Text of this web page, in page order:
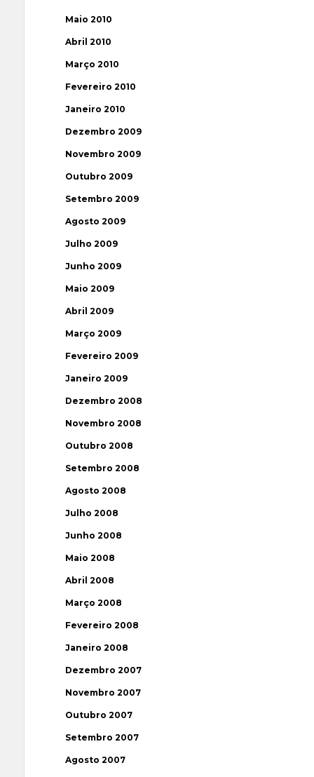
Maio 2010
Abril 2010
Março 2010
Fevereiro 2010
Janeiro 2010
Dezembro 2009
Novembro 2009
Outubro 2009
Setembro 2009
Agosto 2009
Julho 2009
Junho 2009
Maio 2009
Abril 2009
Março 2009
Fevereiro 2009
Janeiro 2009
Dezembro 2008
Novembro 2008
Outubro 2008
Setembro 2008
Agosto 2008
Julho 2008
Junho 2008
Maio 2008
Abril 2008
Março 2008
Fevereiro 2008
Janeiro 2008
Dezembro 2007
Novembro 2007
Outubro 2007
Setembro 2007
Agosto 2007